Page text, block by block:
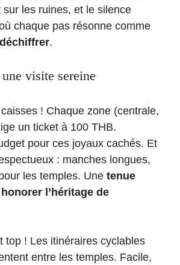
les ruines, et le silence
chaque pas résonne comme
.
visite sereine
! Chaque zone (centrale,
un ticket à 100 THB.
pour ces joyaux cachés. Et
: manches longues,
les temples. Une tenue
l’héritage de
top ! Les itinéraires cyclables
entre les temples. Facile,